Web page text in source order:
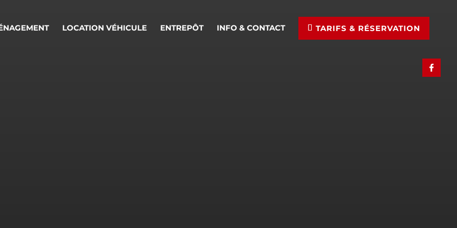
LOCATION VÉHICULE ENTREPÔT INFO & CONTACT TARIFS & RÉSERVATION